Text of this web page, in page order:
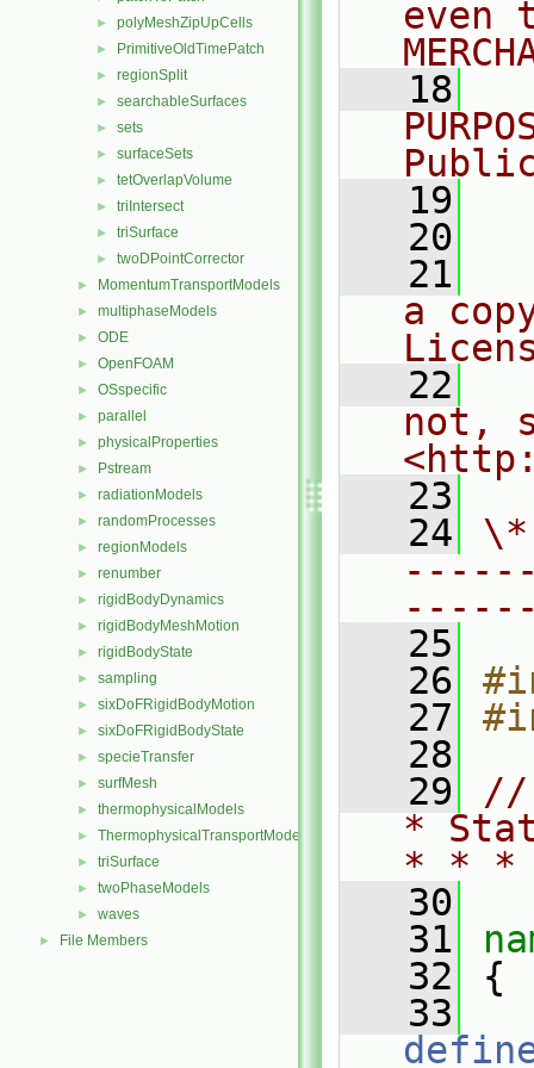
► polyMeshZipUpCells
► PrimitiveOldTimePatch
► regionSplit
► searchableSurfaces
► sets
► surfaceSets
► tetOverlapVolume
► triIntersect
► triSurface
► twoDPointCorrector
► MomentumTransportModels
► multiphaseModels
► ODE
► OpenFOAM
► OSspecific
► parallel
► physicalProperties
► Pstream
► radiationModels
► randomProcesses
► regionModels
► renumber
► rigidBodyDynamics
► rigidBodyMeshMotion
► rigidBodyState
► sampling
► sixDoFRigidBodyMotion
► sixDoFRigidBodyState
► specieTransfer
► surfMesh
► thermophysicalModels
► ThermophysicalTransportModels
► triSurface
► twoPhaseModels
► waves
► File Members
even
   18
   19
   20
   21
a
   22
not,
   23
   24
   25
   26
   27
   28
   29
//
*
* *
   30
   31
   32
{
   33